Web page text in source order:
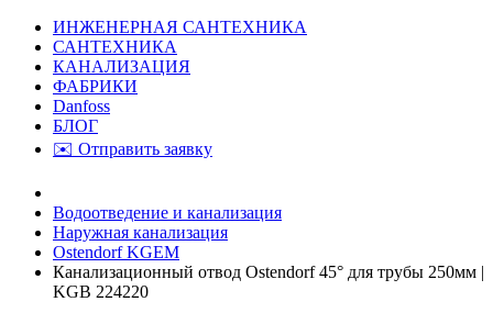
ИНЖЕНЕРНАЯ САНТЕХНИКА
САНТЕХНИКА
КАНАЛИЗАЦИЯ
ФАБРИКИ
Danfoss
БЛОГ
✉️ Отправить заявку
Водоотведение и канализация
Наружная канализация
Ostendorf KGEM
Канализационный отвод Ostendorf 45° для трубы 250мм |
KGB 224220